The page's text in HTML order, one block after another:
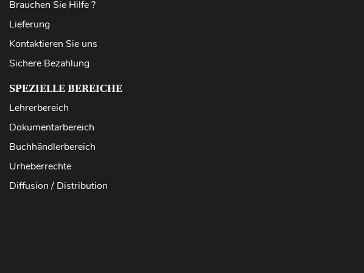
Brauchen Sie Hilfe ?
Lieferung
Kontaktieren Sie uns
Sichere Bezahlung
SPEZIELLE BEREICHE
Lehrerbereich
Dokumentarbereich
Buchhändlerbereich
Urheberrechte
Diffusion / Distribution